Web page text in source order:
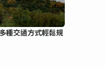
種交通方式輕鬆規